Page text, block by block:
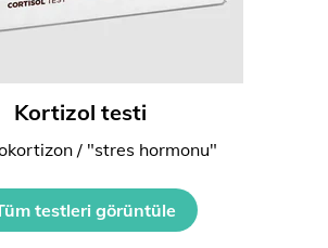
Kortizol testi
/ "stres hormonu"
testleri görüntüle